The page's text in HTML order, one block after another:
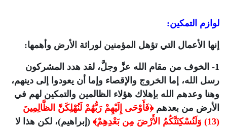
لوازم التمكين:
إنها الأعمال التي تؤهل المؤمنين لوراثة الأرض وأهمها:
1- الخوف من مقام الله عزَّ وجلَّ، لقد هدد المشركون
رسل الله، إما الخروج والإقصاء وإما أن يعودوا إلى دينهم،
وهنا وعدهم الله بإهلاك هؤلاء الظالمين والتمكين لهم في
الأرض من بعدهم﴿فَأَوْحَى إِلَيْهِمْ رَبُّهُمْ لَنُهْلِكَنَّ الظَّالِمِينَ
(13) وَلَنُسْكِنَنَّكُمُ الأَرْضَ مِن بَعْدِهِمْ﴾
(إبراهيم)، لكن هذا لا